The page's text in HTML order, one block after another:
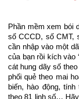
https://
tai-sach-hat-giong-
để tải về Ebook
0926.138.186 để
Sau đây là Câu
Cuốn “Hạt giống
Phần mềm xem bói
số CCCD, số CMT,
cần nhập vào một
của bạn rồi kích vào
cát hung dãy số
phối quẻ theo mai
biến, hào động,
theo 81 linh số…